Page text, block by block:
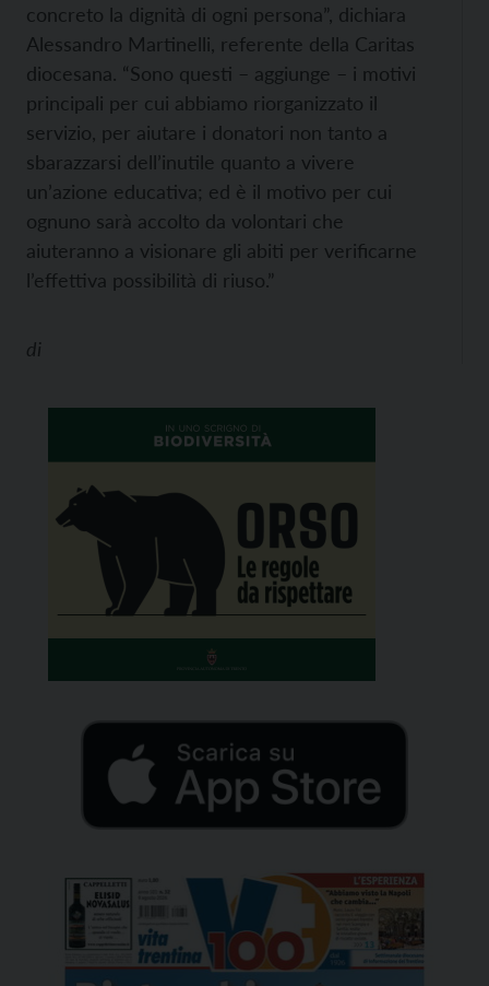
concreto la dignità di ogni persona”, dichiara
Alessandro Martinelli, referente della Caritas
diocesana. “Sono questi – aggiunge – i motivi
principali per cui abbiamo riorganizzato il
servizio, per aiutare i donatori non tanto a
sbarazzarsi dell’inutile quanto a vivere
un’azione educativa; ed è il motivo per cui
ognuno sarà accolto da volontari che
aiuteranno a visionare gli abiti per verificarne
l’effettiva possibilità di riuso.”
di